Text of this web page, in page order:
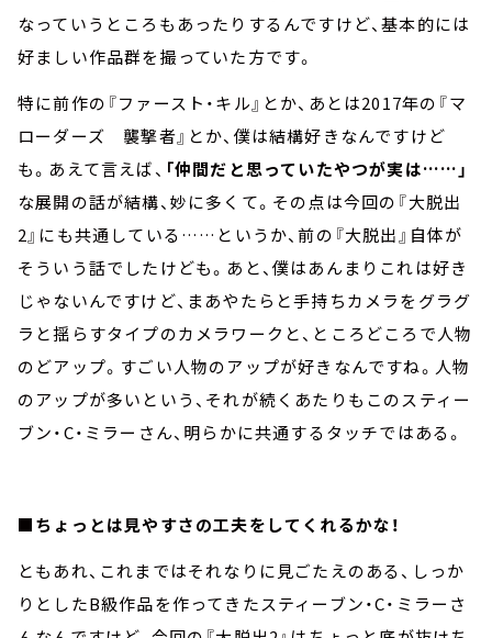
なっていうところもあったりするんですけど、基本的には
好ましい作品群を撮っていた方です。
特に前作の『ファースト・キル』とか、あとは2017年の『マ
ローダーズ 襲撃者』とか、僕は結構好きなんですけど
も。あえて言えば、 「仲間だと思っていたやつが実は……」
な展開の話が結構、妙に多くて。その点は今回の『大脱出
2』にも共通している……というか、前の『大脱出』自体が
そういう話でしたけども。あと、僕はあんまりこれは好き
じゃないんですけど、まあやたらと手持ちカメラをグラグ
ラと揺らすタイプのカメラワークと、ところどころで人物
のどアップ。すごい人物のアップが好きなんですね。人物
のアップが多いという、それが続くあたりもこのスティー
ブン・C・ミラーさん、明らかに共通するタッチではある。
■ちょっとは見やすさの工夫をしてくれるかな！
ともあれ、これまではそれなりに見ごたえのある、しっか
りとしたB級作品を作ってきたスティーブン・C・ミラーさ